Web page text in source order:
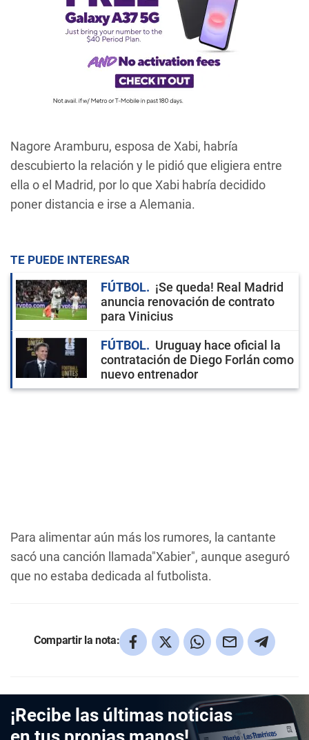
Nagore Aramburu, esposa de Xabi, habría
descubierto la relación y le pidió que eligiera entre
ella o el Madrid, por lo que Xabi habría decidido
poner distancia e irse a Alemania.
TE PUEDE INTERESAR
FÚTBOL
¡Se queda! Real Madrid
anuncia renovación de contrato
para Vinicius
FÚTBOL
Uruguay hace oficial la
contratación de Diego Forlán como
nuevo entrenador
Para alimentar aún más los rumores, la cantante
sacó una canción llamada"Xabier", aunque aseguró
que no estaba dedicada al futbolista.
Compartir la nota:
¡Recibe las últimas noticias